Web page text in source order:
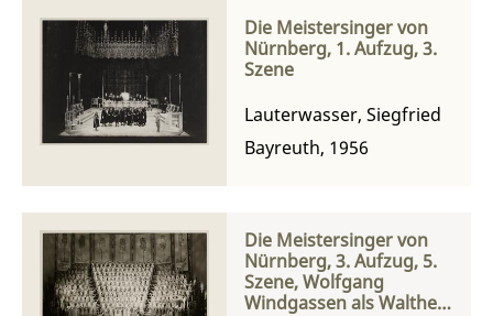
Die Meistersinger von
Nürnberg, 1. Aufzug, 3.
Szene
Lauterwasser, Siegfried
Bayreuth, 1956
Die Meistersinger von
Nürnberg, 3. Aufzug, 5.
Szene, Wolfgang
Windgassen als Walther